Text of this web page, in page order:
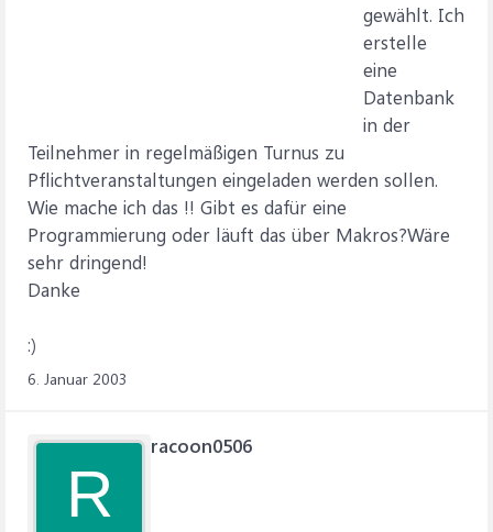
gewählt. Ich
erstelle
eine
Datenbank
in der
Teilnehmer in regelmäßigen Turnus zu
Pflichtveranstaltungen eingeladen werden sollen.
Wie mache ich das !! Gibt es dafür eine
Programmierung oder läuft das über Makros?Wäre
sehr dringend!
Danke
:)
6. Januar 2003
R
racoon0506